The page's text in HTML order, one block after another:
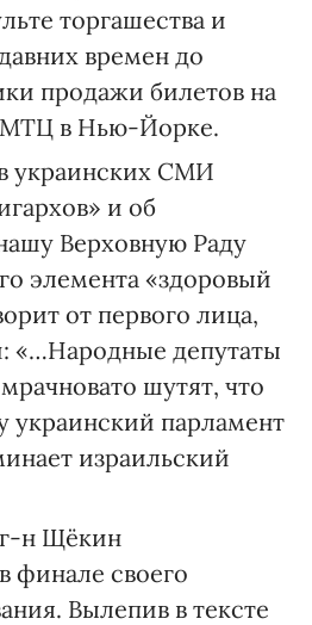
торгашества и
времен до
продажи билетов на
МТЦ в Нью-Йорке.
украинских СМИ
и об
Верховную Раду
элемента «здоровый
от первого лица,
«…Народные депутаты
шутят, что
украинский парламент
израильский
н Щёкин
финале своего
Вылепив в тексте